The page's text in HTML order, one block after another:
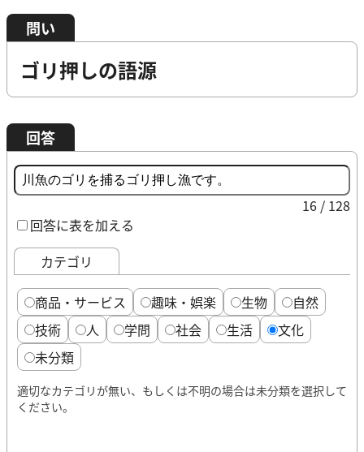
問い
ゴリ押しの語源
回答
16 / 128
回答に表を加える
カテゴリ
商品・サービス 趣味・娯楽 生物
自然
技術
人 学問 社会 生活
文化
未分類
適切なカテゴリが無い、もしくは不明の場合は未分類を選択して
ください。